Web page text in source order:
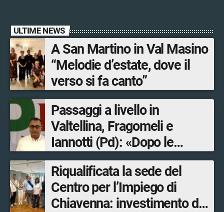
ULTIME NEWS
A San Martino in Val Masino
“Melodie d’estate, dove il
verso si fa canto”
Passaggi a livello in
Valtellina, Fragomeli e
Iannotti (Pd): «Dopo le
Olimpiadi solo un terzo delle
opere sostitutive sarà
ultimato entro il 2026»
Riqualificata la sede del
Centro per l’Impiego di
Chiavenna: investimento da